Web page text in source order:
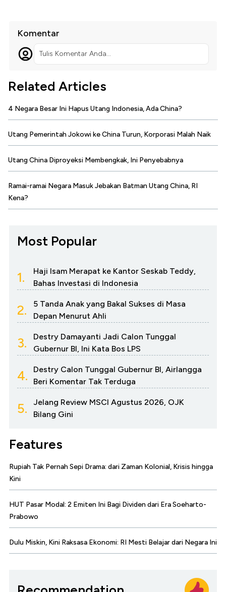
Komentar
Tulis Komentar Anda...
Related Articles
4 Negara Besar Ini Hapus Utang Indonesia, Ada China?
Utang Pemerintah Jokowi ke China Turun, Korporasi Malah Naik
Utang China Diproyeksi Membengkak, Ini Penyebabnya
Ramai-ramai Negara Masuk Jebakan Batman Utang China, RI
Kena?
Most Popular
1.
Haji Isam Merapat ke Kantor Seskab Teddy,
Bahas Investasi di Indonesia
2.
5 Tanda Anak yang Bakal Sukses di Masa
Depan Menurut Ahli
3.
Destry Damayanti Jadi Calon Tunggal
Gubernur BI, Ini Kata Bos LPS
4.
Destry Calon Tunggal Gubernur BI, Airlangga
Beri Komentar Tak Terduga
5.
Jelang Review MSCI Agustus 2026, OJK
Bilang Gini
Features
Rupiah Tak Pernah Sepi Drama: dari Zaman Kolonial, Krisis hingga
Kini
HUT Pasar Modal: 2 Emiten Ini Bagi Dividen dari Era Soeharto-
Prabowo
Dulu Miskin, Kini Raksasa Ekonomi: RI Mesti Belajar dari Negara Ini